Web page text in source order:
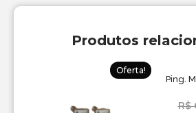
Produtos
Oferta!
Ping.
R$